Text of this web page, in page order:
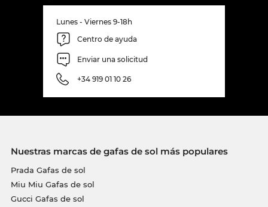
Lunes - Viernes 9-18h
Centro de ayuda
Enviar una solicitud
+34 919 01 10 26
Nuestras marcas de gafas de sol más populares
Prada Gafas de sol
Miu Miu Gafas de sol
Gucci Gafas de sol